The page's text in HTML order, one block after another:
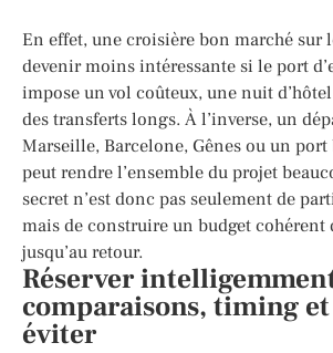
En effet, une croisière bon marché sur
devenir moins intéressante si le port
impose un vol coûteux, une nuit
des transferts longs. À l’inverse, un
Marseille, Barcelone, Gênes ou un
peut rendre l’ensemble du projet
secret n’est donc pas seulement de
mais de construire un budget
jusqu’au retour.
Réserver
comparaisons, timing et
éviter